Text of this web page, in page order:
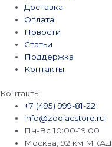
Доставка
Оплата
Новости
Статьи
Поддержка
Контакты
Контакты
+7 (495) 999-81-22
info@zodiacstore.ru
Пн-Вс 10:00-19:00
Москва, 92 км